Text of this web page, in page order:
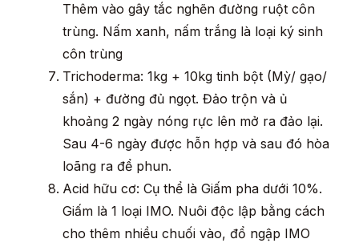
Thêm vào gây tắc nghẽn đường ruột côn
trùng. Nấm xanh, nấm trắng là loại ký sinh
côn trùng
Trichoderma: 1kg + 10kg tinh bột (Mỳ/ gạo/
sắn) + đường đủ ngọt. Đảo trộn và ủ
khoảng 2 ngày nóng rực lên mở ra đảo lại.
Sau 4-6 ngày được hỗn hợp và sau đó hòa
loãng ra để phun.
Acid hữu cơ: Cụ thể là Giấm pha dưới 10%.
Giấm là 1 loại IMO. Nuôi độc lập bằng cách
cho thêm nhiều chuối vào, đổ ngập IMO